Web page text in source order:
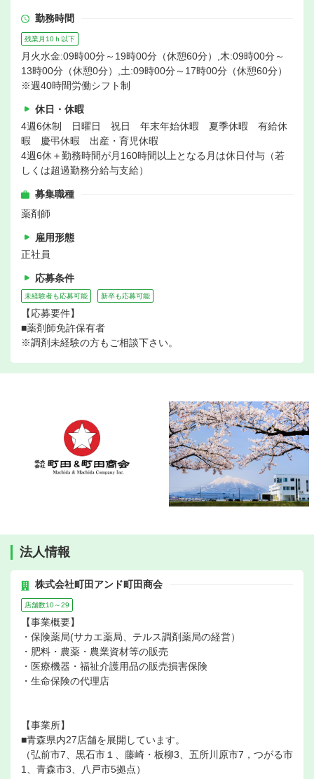
勤務時間
残業月10ｈ以下
月火水金:09時00分～19時00分（休憩60分）,木:09時00分～
13時00分（休憩0分）,土:09時00分～17時00分（休憩60分）
※週40時間労働シフト制
休日・休暇
4週6休制 日曜日 祝日 年末年始休暇 夏季休暇 有給休
暇 慶弔休暇 出産・育児休暇
4週6休＋勤務時間が月160時間以上となる月は休日付与（若
しくは超過勤務分給与支給）
募集職種
薬剤師
雇用形態
正社員
応募条件
未経験者も応募可能 新卒も応募可能
【応募要件】
■薬剤師免許保有者
※調剤未経験の方もご相談下さい。
法人情報
株式会社町田アンド町田商会
店舗数10～29
【事業概要】
・保険薬局(サカエ薬局、テルス調剤薬局の経営）
・肥料・農薬・農業資材等の販売
・医療機器・福祉介護用品の販売損害保険
・生命保険の代理店
【事業所】
■青森県内27店舗を展開しています。
（弘前市7、黒石市１、藤崎・板柳3、五所川原市7，つがる市
1、青森市3、八戸市5拠点）